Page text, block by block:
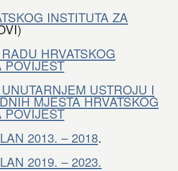
INSTITUTA ZA
HRVATSKOG
POVIJEST
USTROJU I
MJESTA HRVATSKOG
POVIJEST
2013. – 2018.
2019. – 2023.